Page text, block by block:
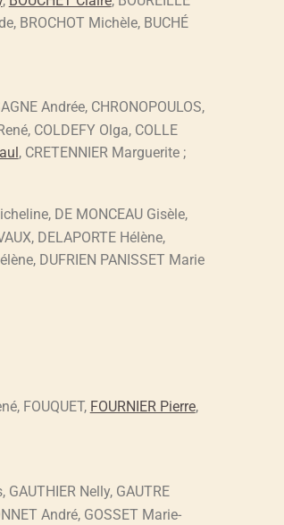
BROCHOT Michèle, BUCHÉ
Andrée, CHRONOPOULOS,
COLDEFY Olga, COLLE
, CRETENNIER Marguerite ;
DE MONCEAU Gisèle,
DELAPORTE Hélène,
DUFRIEN PANISSET Marie
FOUQUET, FOURNIER Pierre,
Nelly, GAUTRE
André, GOSSET Marie-